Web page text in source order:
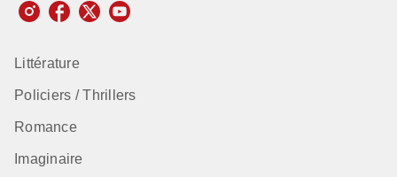
Littérature
Policiers / Thrillers
Romance
Imaginaire